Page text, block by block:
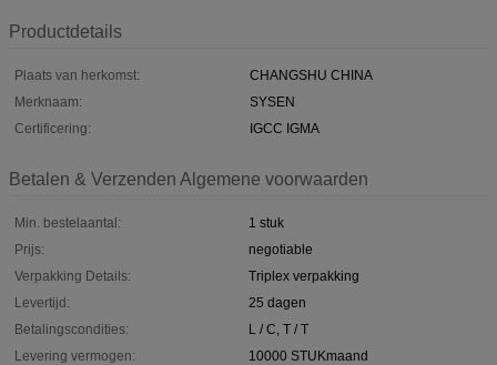
Productdetails
Plaats van herkomst:
CHANGSHU CHINA
Merknaam:
SYSEN
Certificering:
IGCC IGMA
Betalen & Verzenden Algemene voorwaarden
Min. bestelaantal:
1 stuk
Prijs:
negotiable
Verpakking Details:
Triplex verpakking
Levertijd:
25 dagen
Betalingscondities:
L / C, T / T
Levering vermogen:
10000 STUKmaand